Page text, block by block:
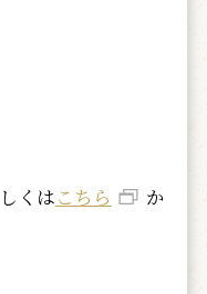
くはこちら
か